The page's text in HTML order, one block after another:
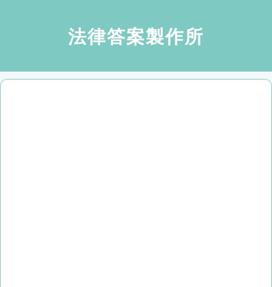
法律答案製作所